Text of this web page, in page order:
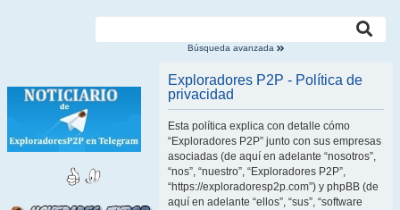
Búsqueda avanzada
Exploradores P2P - Política de
privacidad
Esta política explica con detalle cómo
“Exploradores P2P” junto con sus empresas
asociadas (de aquí en adelante “nosotros”,
“nos”, “nuestro”, “Exploradores P2P”,
“https://exploradoresp2p.com”) y phpBB (de
aquí en adelante “ellos”, “sus”, “software